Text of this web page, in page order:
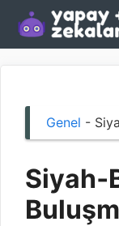
İçeriğe
atla
Genel -